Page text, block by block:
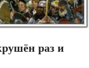
раз и